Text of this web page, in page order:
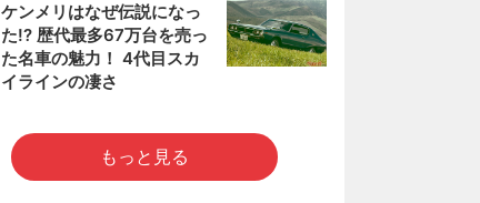
ケンメリはなぜ伝説になっ
た!? 歴代最多67万台を売っ
た名車の魅力！ 4代目スカ
イラインの凄さ
もっと見る